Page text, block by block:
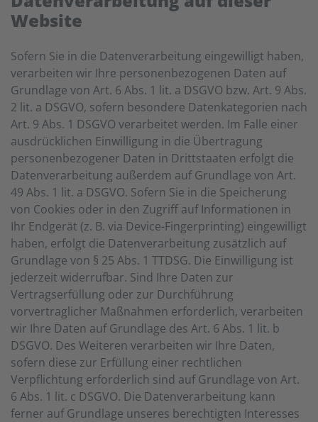
Website
Sofern Sie in die Datenverarbeitung eingewilligt haben,
verarbeiten wir Ihre personenbezogenen Daten auf
Grundlage von Art. 6 Abs. 1 lit. a DSGVO bzw. Art. 9 Abs.
2 lit. a DSGVO, sofern besondere Datenkategorien nach
Art. 9 Abs. 1 DSGVO verarbeitet werden. Im Falle einer
ausdrücklichen Einwilligung in die Übertragung
personenbezogener Daten in Drittstaaten erfolgt die
Datenverarbeitung außerdem auf Grundlage von Art.
49 Abs. 1 lit. a DSGVO. Sofern Sie in die Speicherung
von Cookies oder in den Zugriff auf Informationen in
Ihr Endgerät (z. B. via Device-Fingerprinting) eingewilligt
haben, erfolgt die Datenverarbeitung zusätzlich auf
Grundlage von § 25 Abs. 1 TTDSG. Die Einwilligung ist
jederzeit widerrufbar. Sind Ihre Daten zur
Vertragserfüllung oder zur Durchführung
vorvertraglicher Maßnahmen erforderlich, verarbeiten
wir Ihre Daten auf Grundlage des Art. 6 Abs. 1 lit. b
DSGVO. Des Weiteren verarbeiten wir Ihre Daten,
sofern diese zur Erfüllung einer rechtlichen
Verpflichtung erforderlich sind auf Grundlage von Art.
6 Abs. 1 lit. c DSGVO. Die Datenverarbeitung kann
ferner auf Grundlage unseres berechtigten Interesses